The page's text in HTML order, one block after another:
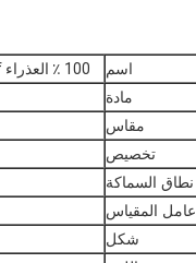
اسم
100 ٪ العذراء PP Wearproof طوي القابل للتصرف أكياس البولي بروبيلين السائبة
مادة
مقاس
تخصيص
نطاق السماكة
عامل المقياس
شكل